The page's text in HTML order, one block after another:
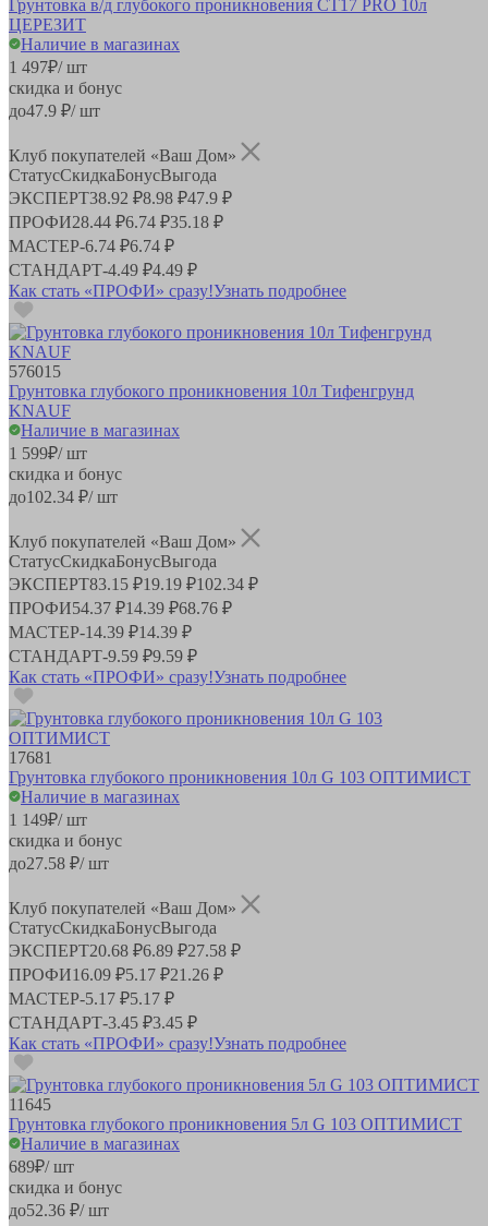
Грунтовка в/д глубокого проникновения СТ17 PRO 10л
ЦЕРЕЗИТ
Наличие в магазинах
1 497₽/ шт
скидка и бонус
до47.9 ₽/ шт
Клуб покупателей «Ваш Дом»
СтатусСкидкаБонусВыгода
ЭКСПЕРТ38.92 ₽8.98 ₽47.9 ₽
ПРОФИ28.44 ₽6.74 ₽35.18 ₽
МАСТЕР-6.74 ₽6.74 ₽
СТАНДАРТ-4.49 ₽4.49 ₽
Как стать «ПРОФИ» сразу!Узнать подробнее
576015
Грунтовка глубокого проникновения 10л Тифенгрунд
KNAUF
Наличие в магазинах
1 599₽/ шт
скидка и бонус
до102.34 ₽/ шт
Клуб покупателей «Ваш Дом»
СтатусСкидкаБонусВыгода
ЭКСПЕРТ83.15 ₽19.19 ₽102.34 ₽
ПРОФИ54.37 ₽14.39 ₽68.76 ₽
МАСТЕР-14.39 ₽14.39 ₽
СТАНДАРТ-9.59 ₽9.59 ₽
Как стать «ПРОФИ» сразу!Узнать подробнее
17681
Грунтовка глубокого проникновения 10л G 103 ОПТИМИСТ
Наличие в магазинах
1 149₽/ шт
скидка и бонус
до27.58 ₽/ шт
Клуб покупателей «Ваш Дом»
СтатусСкидкаБонусВыгода
ЭКСПЕРТ20.68 ₽6.89 ₽27.58 ₽
ПРОФИ16.09 ₽5.17 ₽21.26 ₽
МАСТЕР-5.17 ₽5.17 ₽
СТАНДАРТ-3.45 ₽3.45 ₽
Как стать «ПРОФИ» сразу!Узнать подробнее
11645
Грунтовка глубокого проникновения 5л G 103 ОПТИМИСТ
Наличие в магазинах
689₽/ шт
скидка и бонус
до52.36 ₽/ шт